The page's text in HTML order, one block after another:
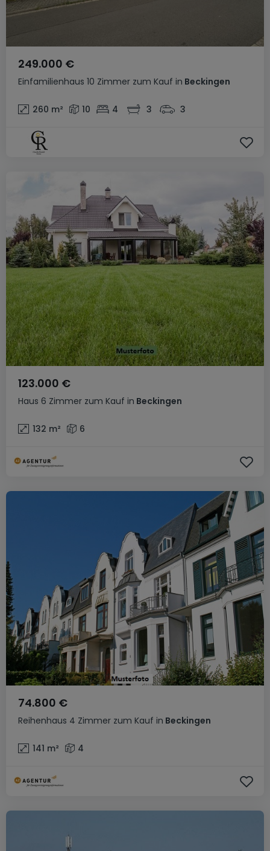
Einfamilienhaus 10 Zimmer zum Kauf in Beckingen
249.000 €
260 m² 10 4 3 3
Haus 6 Zimmer zum Kauf in Beckingen
123.000 €
132 m² 6
Reihenhaus 4 Zimmer zum Kauf in Beckingen
74.800 €
141 m² 4